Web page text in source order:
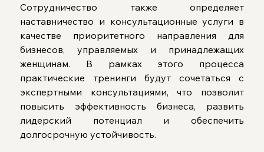
Сотрудничество также определяет
наставничество и консультационные услуги в
качестве приоритетного направления для
бизнесов, управляемых и принадлежащих
женщинам. В рамках этого процесса
практические тренинги будут сочетаться с
экспертными консультациями, что позволит
повысить эффективность бизнеса, развить
лидерский потенциал и обеспечить
долгосрочную устойчивость.